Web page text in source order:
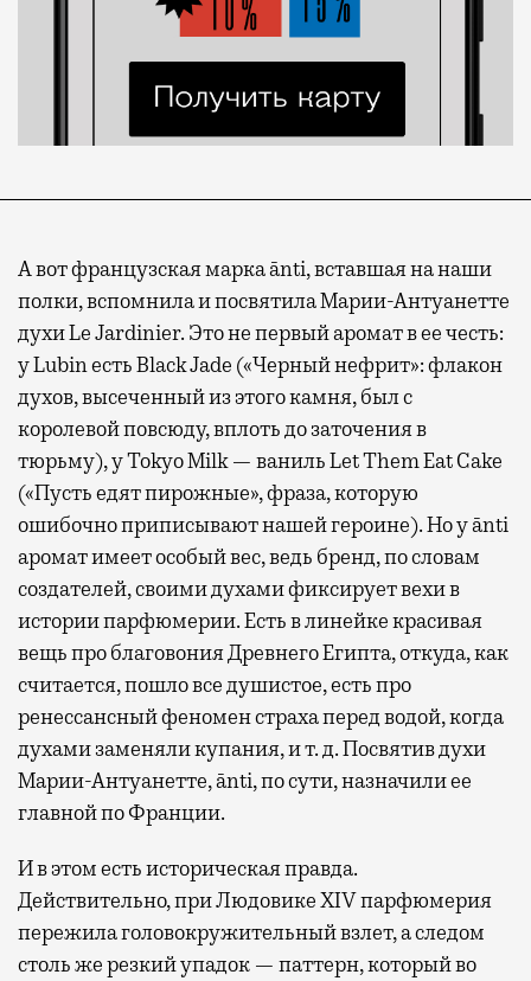
А вот французская марка ānti, вставшая на наши
полки, вспомнила и посвятила Марии-Антуанетте
духи Le Jardinier. Это не первый аромат в ее честь:
у Lubin есть Black Jade («Черный нефрит»: флакон
духов, высеченный из этого камня, был с
королевой повсюду, вплоть до заточения в
тюрьму), у Tokyo Milk — ваниль Let Them Eat Cake
(«Пусть едят пирожные», фраза, которую
ошибочно приписывают нашей героине). Но у ānti
аромат имеет особый вес, ведь бренд, по словам
создателей, своими духами фиксирует вехи в
истории парфюмерии. Есть в линейке красивая
вещь про благовония Древнего Египта, откуда, как
считается, пошло все душистое, есть про
ренессансный феномен страха перед водой, когда
духами заменяли купания, и т. д. Посвятив духи
Марии-Антуанетте, ānti, по сути, назначили ее
главной по Франции.
И в этом есть историческая правда.
Действительно, при Людовике XIV парфюмерия
пережила головокружительный взлет, а следом
столь же резкий упадок — паттерн, который во